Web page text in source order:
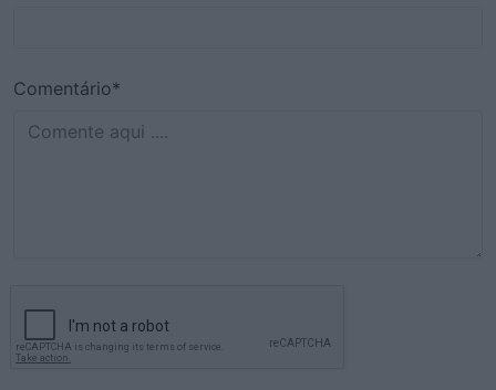
Comentário*